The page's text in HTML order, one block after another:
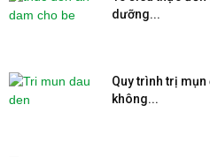
dưỡng...
Quy trình trị mụn
không...